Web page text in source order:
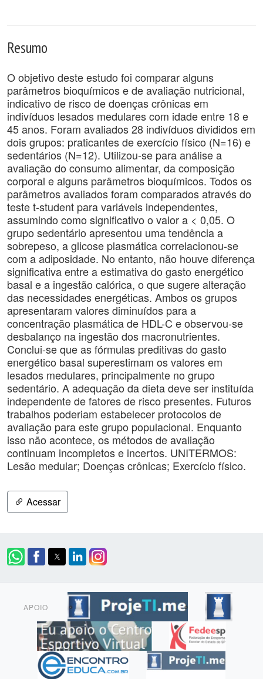
Resumo
O objetivo deste estudo foi comparar alguns
parâmetros bioquímicos e de avaliação nutricional,
indicativo de risco de doenças crônicas em
indivíduos lesados medulares com idade entre 18 e
45 anos. Foram avaliados 28 indivíduos divididos em
dois grupos: praticantes de exercício físico (N=16) e
sedentários (N=12). Utilizou-se para análise a
avaliação do consumo alimentar, da composição
corporal e alguns parâmetros bioquímicos. Todos os
parâmetros avaliados foram comparados através do
teste t-student para variáveis independentes,
assumindo como significativo o valor a < 0,05. O
grupo sedentário apresentou uma tendência a
sobrepeso, a glicose plasmática correlacionou-se
com a adiposidade. No entanto, não houve diferença
significativa entre a estimativa do gasto energético
basal e a ingestão calórica, o que sugere alteração
das necessidades energéticas. Ambos os grupos
apresentaram valores diminuídos para a
concentração plasmática de HDL-C e observou-se
desbalanço na ingestão dos macronutrientes.
Conclui-se que as fórmulas preditivas do gasto
energético basal superestimam os valores em
lesados medulares, principalmente no grupo
sedentário. A adequação da dieta deve ser instituída
independente de fatores de risco presentes. Futuros
trabalhos poderiam estabelecer protocolos de
avaliação para este grupo populacional. Enquanto
isso não acontece, os métodos de avaliação
continuam incompletos e incertos. UNITERMOS:
Lesão medular; Doenças crônicas; Exercício físico.
Acessar
APOIO